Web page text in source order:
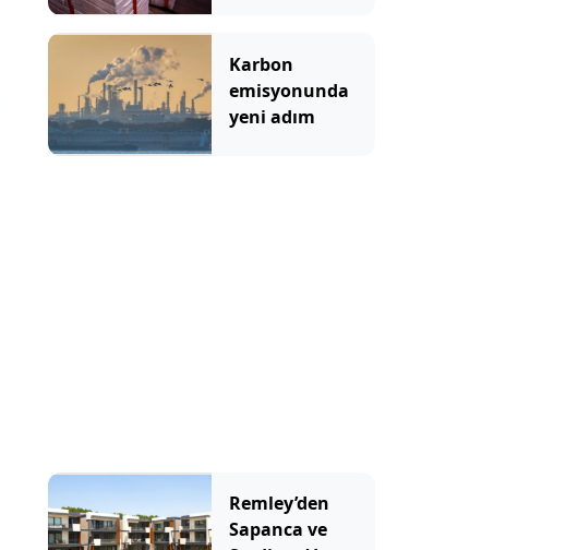
perşembeye
çevrildi
Karbon
emisyonunda
yeni adım
Remley’den
Sapanca ve